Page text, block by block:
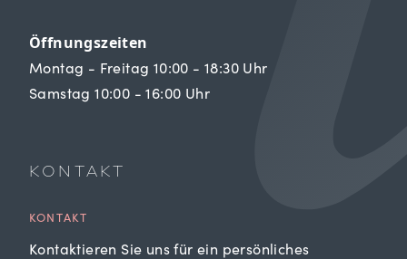
Öffnungszeiten
Montag - Freitag 10:00 - 18:30 Uhr
Samstag 10:00 - 16:00 Uhr
KONTAKT
KONTAKT
Kontaktieren Sie uns für ein persönliches